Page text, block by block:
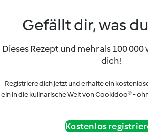
Gefällt dir, was
Dieses Rezept und mehr als 100
dich!
Registriere dich jetzt und erhalte ein
ein in die kulinarische Welt von Cookidoo® -
Kostenlos